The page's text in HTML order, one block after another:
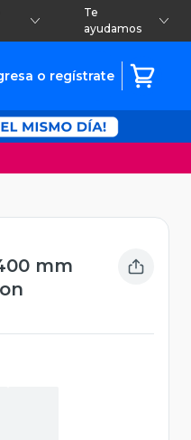
Te
ayudamos
o regístrate
mm